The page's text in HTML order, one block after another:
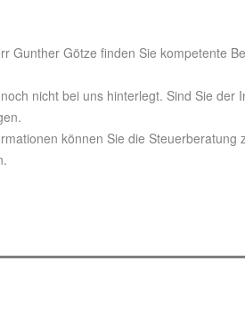
Gunther Götze finden Sie kompetente
nicht bei uns hinterlegt. Sind Sie der
können Sie die Steuerberatung